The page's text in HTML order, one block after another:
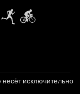
исключительно